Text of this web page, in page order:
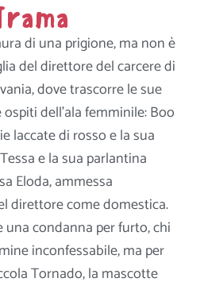
di una prigione, ma non è
del direttore del carcere di
dove trascorre le sue
dell’ala femminile: Boo
laccate di rosso e la sua
e la sua parlantina
Eloda, ammessa
direttore come domestica.
una condanna per furto, chi
inconfessabile, ma per
Tornado, la mascotte